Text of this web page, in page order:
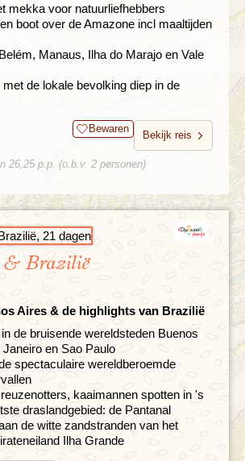
mekka voor natuurliefhebbers
boot over de Amazone incl maaltijden
Manaus, Ilha do Marajo en Vale
de lokale bevolking diep in de
Bewaren
Bekijk reis
26,25 p.p. (o.b.v. 2 personen)
& Brazilië
Aires & de highlights van Brazilië
de bruisende wereldsteden Buenos
en Sao Paulo
spectaculaire wereldberoemde
kaaimannen spotten in 's
draslandgebied: de Pantanal
de witte zandstranden van het
Ilha Grande